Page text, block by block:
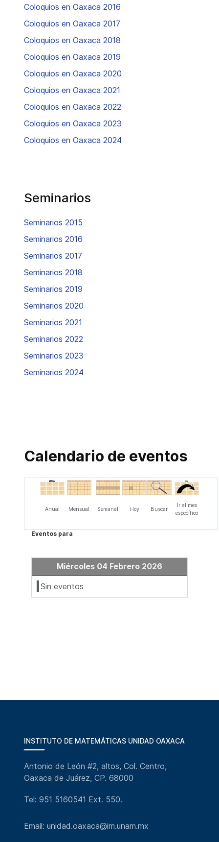
Coloquios en Oaxaca 2016
Coloquios en Oaxaca 2017
Coloquios en Oaxaca 2018
Coloquios en Oaxaca 2019
Coloquios en Oaxaca 2020
Coloquios en Oaxaca 2021
Coloquios en Oaxaca 2022
Coloquios en Oaxaca 2023
Coloquios en Oaxaca 2024
Seminarios
Seminarios 2015
Seminarios 2016
Seminarios 2017
Seminarios 2018
Seminarios 2019
Seminarios 2020
Seminarios 2021
Seminarios 2022
Seminarios 2023
Seminarios 2024
Calendario de eventos
Anual Mensual Semanal Hoy Buscar
Ir al mes
específico
Eventos para
Miércoles 04 Febrero 2026
Sin eventos
INSTITUTO DE MATEMÁTICAS UNIDAD OAXACA
Antonio de León #2, altos, Col. Centro,
Oaxaca de Juárez, CP. 68000
Tel: 951 5160541 Ext. 550.
Email: unidad.oaxaca@im.unam.mx